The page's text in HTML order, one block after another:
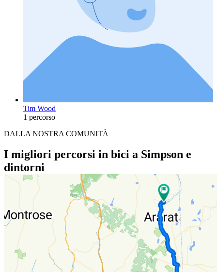
Tim Wood
1 percorso
DALLA NOSTRA COMUNITÀ
I migliori percorsi in bici a Simpson e
dintorni